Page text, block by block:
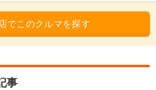
でこのクルマを探す
事